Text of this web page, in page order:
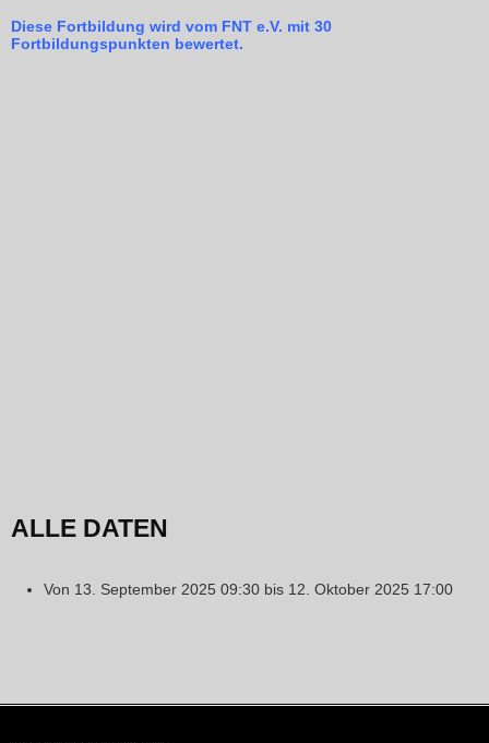
Diese Fortbildung wird vom FNT e.V. mit 30
Fortbildungspunkten bewertet.
ALLE DATEN
Von 13. September 2025 09:30 bis 12. Oktober 2025 17:00